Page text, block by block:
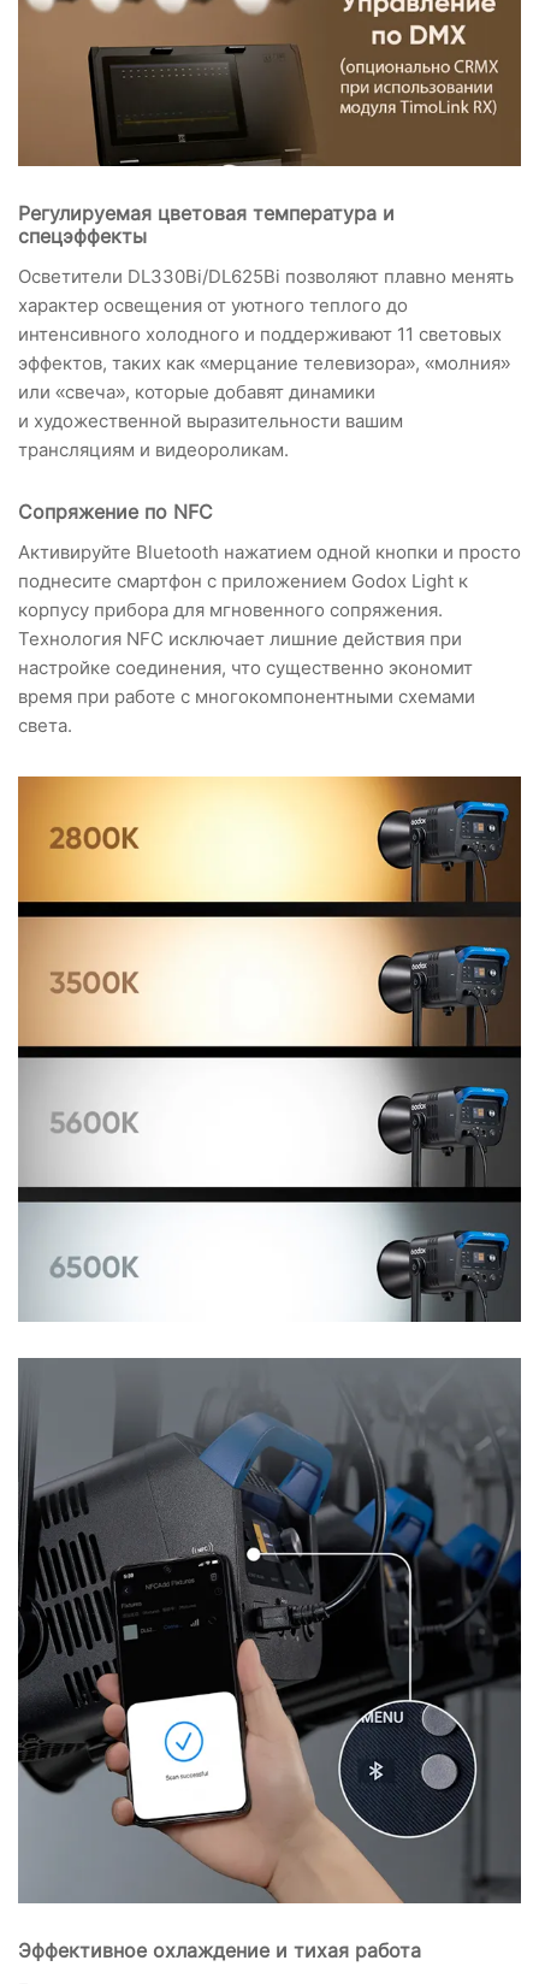
Регулируемая цветовая температура и
спецэффекты
Осветители DL330Bi/DL625Bi позволяют плавно менять
характер освещения от уютного теплого до
интенсивного холодного и поддерживают 11 световых
эффектов, таких как «мерцание телевизора», «молния»
или «свеча», которые добавят динамики
и художественной выразительности вашим
трансляциям и видеороликам.
Сопряжение по NFC
Активируйте Bluetooth нажатием одной кнопки и просто
поднесите смартфон с приложением Godox Light к
корпусу прибора для мгновенного сопряжения.
Технология NFC исключает лишние действия при
настройке соединения, что существенно экономит
время при работе с многокомпонентными схемами
света.
Эффективное охлаждение и тихая работа